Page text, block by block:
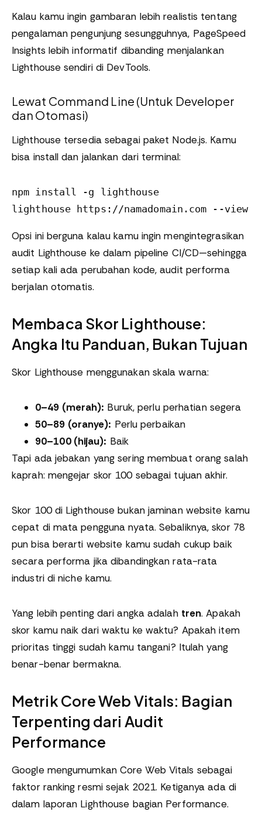
Kalau kamu ingin gambaran lebih realistis tentang
pengalaman pengunjung sesungguhnya, PageSpeed
Insights lebih informatif dibanding menjalankan
Lighthouse sendiri di DevTools.
Lewat Command Line (Untuk Developer
dan Otomasi)
Lighthouse tersedia sebagai paket Node.js. Kamu
bisa install dan jalankan dari terminal:
npm install -g lighthouse
Opsi ini berguna kalau kamu ingin mengintegrasikan
audit Lighthouse ke dalam pipeline CI/CD—sehingga
setiap kali ada perubahan kode, audit performa
berjalan otomatis.
Membaca Skor Lighthouse:
Angka Itu Panduan, Bukan Tujuan
Skor Lighthouse menggunakan skala warna:
0–49 (merah): Buruk, perlu perhatian segera
50–89 (oranye): Perlu perbaikan
90–100 (hijau): Baik
Tapi ada jebakan yang sering membuat orang salah
kaprah: mengejar skor 100 sebagai tujuan akhir.
Skor 100 di Lighthouse bukan jaminan website kamu
cepat di mata pengguna nyata. Sebaliknya, skor 78
pun bisa berarti website kamu sudah cukup baik
secara performa jika dibandingkan rata-rata
industri di niche kamu.
Yang lebih penting dari angka adalah tren. Apakah
skor kamu naik dari waktu ke waktu? Apakah item
prioritas tinggi sudah kamu tangani? Itulah yang
benar-benar bermakna.
Metrik Core Web Vitals: Bagian
Terpenting dari Audit
Performance
Google mengumumkan Core Web Vitals sebagai
faktor ranking resmi sejak 2021. Ketiganya ada di
dalam laporan Lighthouse bagian Performance.